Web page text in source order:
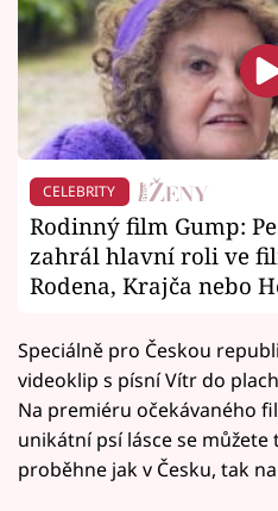
CELEBRITY
Rodinný film Gump:
zahrál hlavní roli ve
Rodena, Krajča nebo
Speciálně pro Českou
videoklip s písní Vítr do
Na premiéru očekávaného
unikátní psí lásce se můžete
proběhne jak v Česku, tak